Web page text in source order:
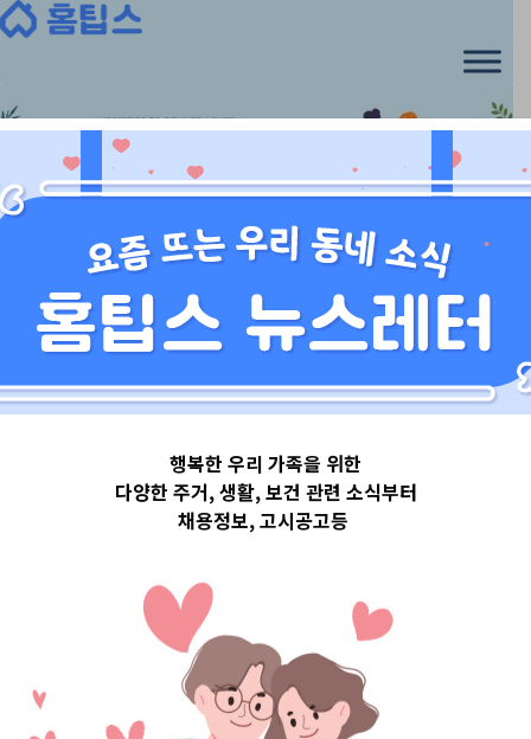
Skip
서울특별시
서울특별시종로
구 Top 3 및 주간
소식 –
20230809
행복한 우리 가족을 위한
다양한 주거, 생활, 보건 관련 소식부터
채용정보, 고시공고등